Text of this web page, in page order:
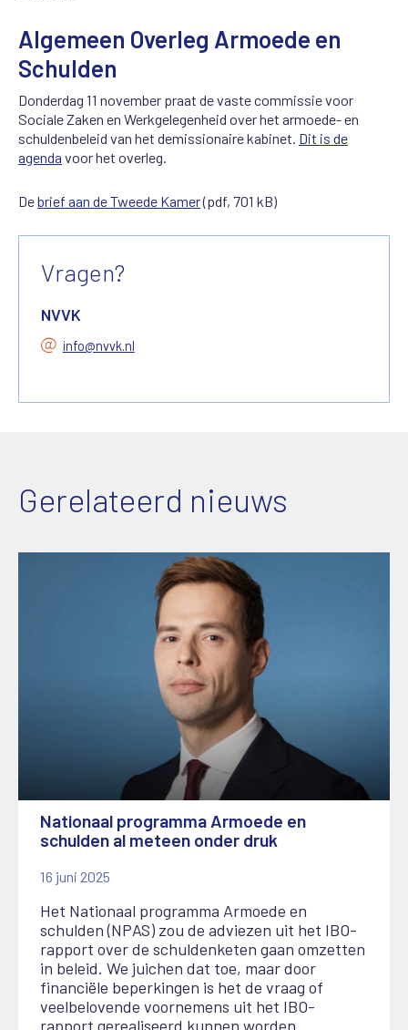
Algemeen Overleg Armoede en
Schulden
Donderdag 11 november praat de vaste commissie voor
Sociale Zaken en Werkgelegenheid over het armoede- en
schuldenbeleid van het demissionaire kabinet. Dit is de
agenda voor het overleg.
Debrief aan de Tweede Kamer(pdf, 701 kB)
Vragen?
NVVK
info@nvvk.nl
Gerelateerd nieuws
Nationaal programma Armoede en
schulden al meteen onder druk
16 juni 2025
Het Nationaal programma Armoede en
schulden (NPAS) zou de adviezen uit het IBO-
rapport over de schuldenketen gaan omzetten
in beleid. We juichen dat toe, maar door
financiële beperkingen is het de vraag of
veelbelovende voornemens uit het IBO-
rapport gerealiseerd kunnen worden.